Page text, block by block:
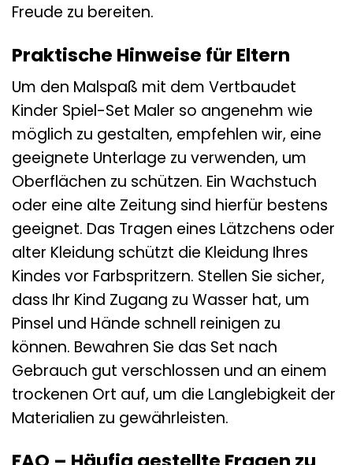
Freude zu bereiten.
Praktische Hinweise für Eltern
Um den Malspaß mit dem Vertbaudet
Kinder Spiel-Set Maler so angenehm wie
möglich zu gestalten, empfehlen wir, eine
geeignete Unterlage zu verwenden, um
Oberflächen zu schützen. Ein Wachstuch
oder eine alte Zeitung sind hierfür bestens
geeignet. Das Tragen eines Lätzchens oder
alter Kleidung schützt die Kleidung Ihres
Kindes vor Farbspritzern. Stellen Sie sicher,
dass Ihr Kind Zugang zu Wasser hat, um
Pinsel und Hände schnell reinigen zu
können. Bewahren Sie das Set nach
Gebrauch gut verschlossen und an einem
trockenen Ort auf, um die Langlebigkeit der
Materialien zu gewährleisten.